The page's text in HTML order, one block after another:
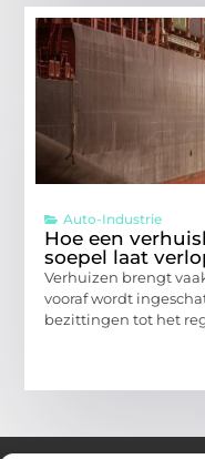
Auto-Industrie
Hoe een
soepel laat
Verhuizen brengt
vooraf wordt
bezittingen tot het